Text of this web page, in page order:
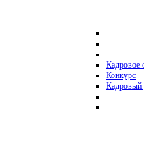
Кадровое
Конкурс
Кадровый